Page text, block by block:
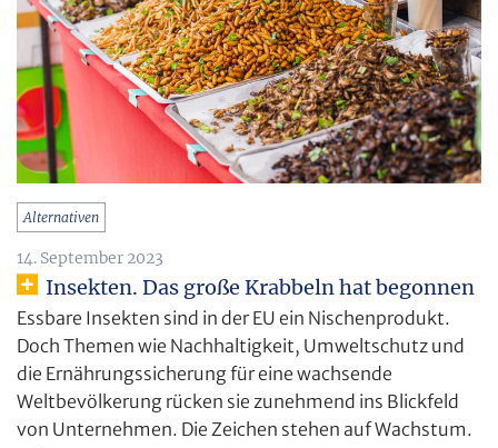
Alternativen
14. September 2023
Insekten. Das große Krabbeln hat begonnen
Essbare Insekten sind in der EU ein Nischenprodukt.
Doch Themen wie Nachhaltigkeit, Umweltschutz und
die Ernährungssicherung für eine wachsende
Weltbevölkerung rücken sie zunehmend ins Blickfeld
von Unternehmen. Die Zeichen stehen auf Wachstum.